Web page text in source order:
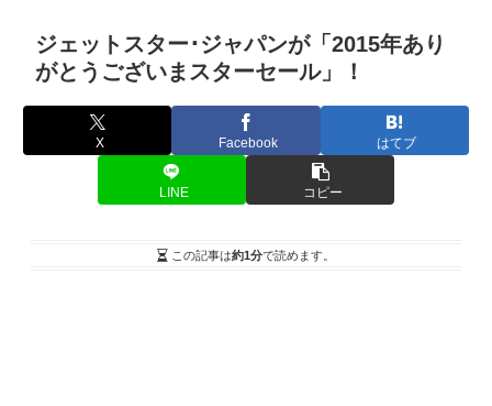
ジェットスター･ジャパンが「2015年あり
がとうございまスターセール」！
X Facebook はてブ
LINE コピー
この記事は約1分で読めます。